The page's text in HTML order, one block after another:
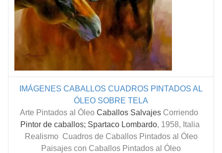
IMÁGENES CABALLOS CUADROS PINTADOS AL
ÓLEO SOBRE TELA
Arte Pintados al Óleo Caballos Salvajes Corriendo
Pintor de caballos; Spartaco Lombardo, 1958, Italia
Realismo Cuadros de Caballos Pintados al Óleo
Paisajes con Caballos Pintados al Óleo